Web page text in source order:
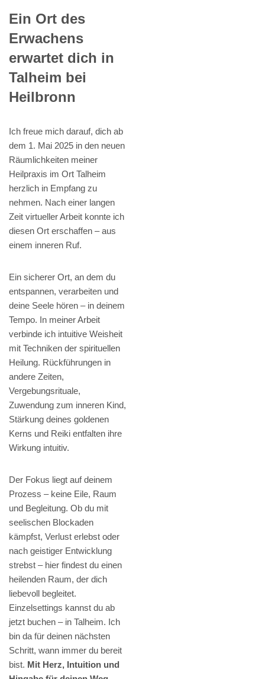
Ein Ort des
Erwachens
erwartet dich in
Talheim bei
Heilbronn
Ich freue mich darauf, dich ab
dem 1. Mai 2025 in den neuen
Räumlichkeiten meiner
Heilpraxis im Ort Talheim
herzlich in Empfang zu
nehmen. Nach einer langen
Zeit virtueller Arbeit konnte ich
diesen Ort erschaffen – aus
einem inneren Ruf.
Ein sicherer Ort, an dem du
entspannen, verarbeiten und
deine Seele hören – in deinem
Tempo. In meiner Arbeit
verbinde ich intuitive Weisheit
mit Techniken der spirituellen
Heilung. Rückführungen in
andere Zeiten,
Vergebungsrituale,
Zuwendung zum inneren Kind,
Stärkung deines goldenen
Kerns und Reiki entfalten ihre
Wirkung intuitiv.
Der Fokus liegt auf deinem
Prozess – keine Eile, Raum
und Begleitung. Ob du mit
seelischen Blockaden
kämpfst, Verlust erlebst oder
nach geistiger Entwicklung
strebst – hier findest du einen
heilenden Raum, der dich
liebevoll begleitet.
Einzelsettings kannst du ab
jetzt buchen – in Talheim. Ich
bin da für deinen nächsten
Schritt, wann immer du bereit
bist. Mit Herz, Intuition und